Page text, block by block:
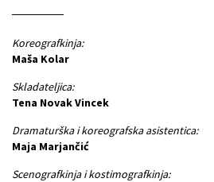
Koreografkinja:
Maša Kolar
Skladateljica:
Tena Novak Vincek
Dramaturška i koreografska asistentica:
Maja Marjančić
Scenografkinja i kostimografkinja: